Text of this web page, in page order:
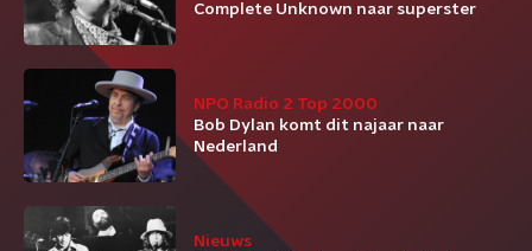
Complete Unknown naar superster
NPO Radio 2 Top 2000
Bob Dylan komt dit najaar naar
Nederland
Nieuws